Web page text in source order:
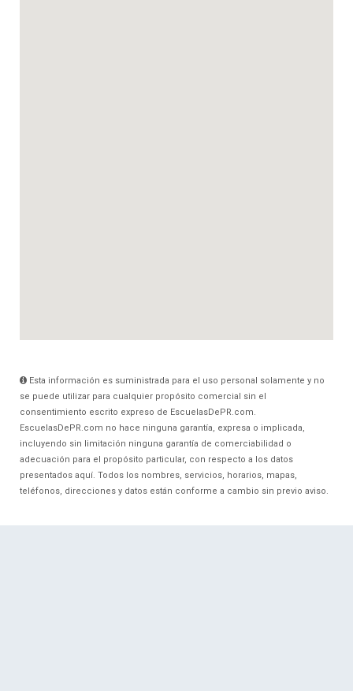
Esta información es suministrada para el uso personal solamente y no
se puede utilizar para cualquier propósito comercial sin el
consentimiento escrito expreso de EscuelasDePR.com.
EscuelasDePR.com no hace ninguna garantía, expresa o implicada,
incluyendo sin limitación ninguna garantía de comerciabilidad o
adecuación para el propósito particular, con respecto a los datos
presentados aquí. Todos los nombres, servicios, horarios, mapas,
teléfonos, direcciones y datos están conforme a cambio sin previo aviso.